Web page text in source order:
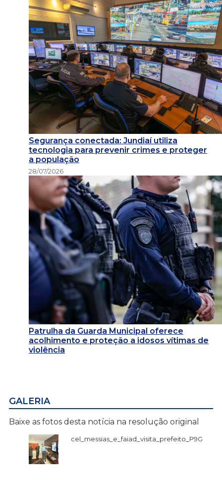
Segurança conectada: Jundiaí utiliza
tecnologia para prevenir crimes e proteger
a população
28/07/2026
Patrulha da Guarda Municipal oferece
acolhimento e proteção a idosos vítimas de
violência
GALERIA
Baixe as fotos desta notícia na resolução original
cel_messias_e_faiad_visita_prefeito_P9G